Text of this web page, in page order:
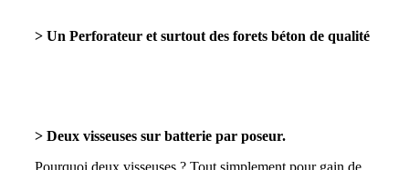
> Un Perforateur et surtout des forets béton de qualité
> Deux visseuses sur batterie par poseur.
Pourquoi deux visseuses ? Tout simplement pour gain de